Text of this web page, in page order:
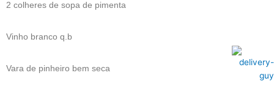
2 colheres de sopa de pimenta
Vinho branco q.b
Vara de pinheiro bem seca